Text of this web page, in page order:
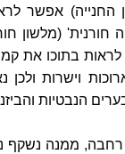
החנייה) אפשר
חורנית' (מלשון
בתוכו את
וישרות
הנבטיות
ממנה נשקף